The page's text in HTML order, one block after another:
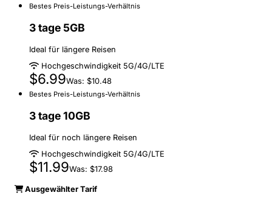
Bestes Preis-Leistungs-Verhältnis
3 tage 5GB
Ideal für längere Reisen
Hochgeschwindigkeit 5G/4G/LTE
$6.99Was: $10.48
Bestes Preis-Leistungs-Verhältnis
3 tage 10GB
Ideal für noch längere Reisen
Hochgeschwindigkeit 5G/4G/LTE
$11.99Was: $17.98
Ausgewählter Tarif